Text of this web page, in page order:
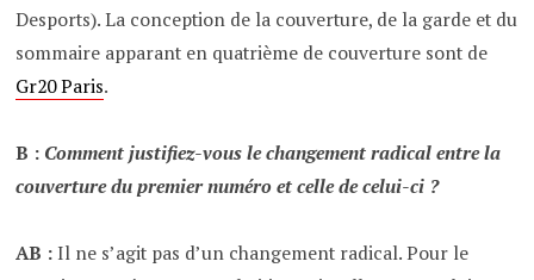
Desports). La conception de la couverture, de la garde et du
sommaire apparant en quatrième de couverture sont de
Gr20 Paris.
B : Comment justifiez-vous le changement radical entre la
couverture du premier numéro et celle de celui-ci ?
AB :Il ne s’agit pas d’un changement radical. Pour le